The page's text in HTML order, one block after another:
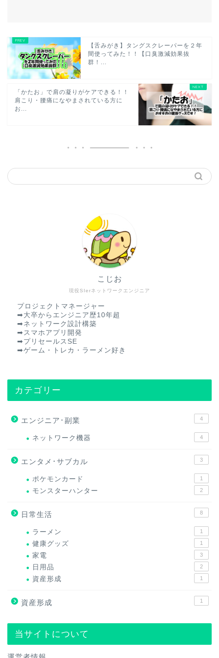
【舌みがき】タングスクレーパーを２年
間使ってみた！！【口臭激減効果抜
群！...
「かたお」で肩の凝りがケアできる！！
肩こり・腰痛になやまされている方に
お...
現役SIerネットワークエンジニア
こじお
プロジェクトマネージャー
➡︎大卒からエンジニア歴10年超
➡︎ネットワーク設計構築
➡︎スマホアプリ開発
➡︎プリセールスSE
➡︎ゲーム・トレカ・ラーメン好き
カテゴリー
エンジニア･副業 4
ネットワーク機器 4
エンタメ･サブカル 3
ポケモンカード 1
モンスターハンター 2
日常生活 8
ラーメン 1
健康グッズ 1
家電 3
日用品 2
資産形成 1
資産形成 1
当サイトについて